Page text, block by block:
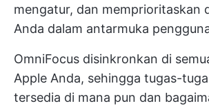
mengatur, dan memprioritaskan
Anda dalam antarmuka
OmniFocus disinkronkan di
Apple Anda, sehingga tugas-
tersedia di mana pun dan